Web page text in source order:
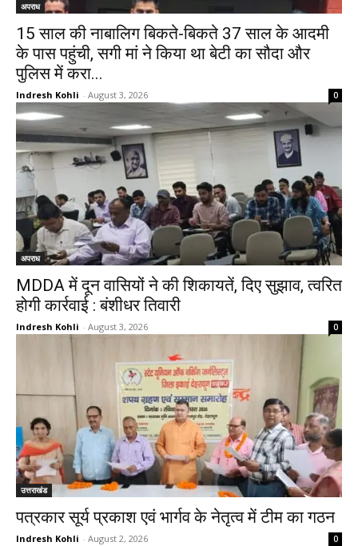
अपराध
15 साल की नाबालिग बिकते-बिकते 37 साल के आदमी
के पास पहुंची, सगी मां ने किया था बेटी का सौदा और
पुलिस में करा...
Indresh Kohli - August 3, 2026 0
अपराध
MDDA में दून वासियों ने की शिकायतें, दिए सुझाव, त्वरित
होगी कार्रवाई : बंशीधर तिवारी
Indresh Kohli - August 3, 2026 0
उत्तराखंड
पत्रकार सूर्य प्रकाश एवं भार्गव के नेतृत्व में टीम का गठन
Indresh Kohli - August 2, 2026 0